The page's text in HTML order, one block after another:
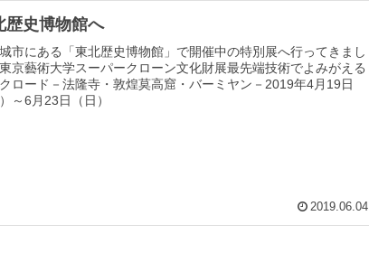
歴史博物館へ
市にある「東北歴史博物館」で開催中の特別展へ行ってきまし
京藝術大学スーパークローン文化財展最先端技術でよみがえる
ロード－法隆寺・敦煌莫高窟・バーミヤン－2019年4月19日
～6月23日（日）
2019.06.04